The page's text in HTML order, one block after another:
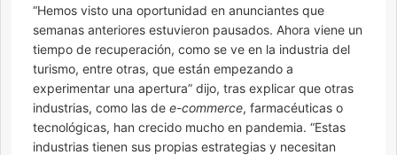
“Hemos visto una oportunidad en anunciantes que
semanas anteriores estuvieron pausados. Ahora viene un
tiempo de recuperación, como se ve en la industria del
turismo, entre otras, que están empezando a
experimentar una apertura” dijo, tras explicar que otras
industrias, como las de e-commerce, farmacéuticas o
tecnológicas, han crecido mucho en pandemia. “Estas
industrias tienen sus propias estrategias y necesitan